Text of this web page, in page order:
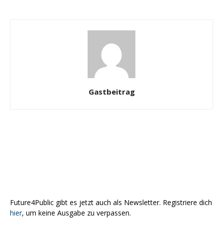
Gastbeitrag
Future4Public gibt es jetzt auch als Newsletter. Registriere dich
hier, um keine Ausgabe zu verpassen.